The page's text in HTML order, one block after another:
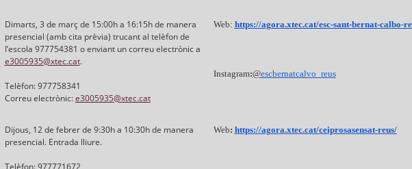
Dimarts, 3 de març de 15:00h a 16:15h de manera
presencial (amb cita prèvia) trucant al telèfon de
l’escola 977754381 o enviant un correu electrònic a
e3005935@xtec.cat.
Telèfon: 977758341
Correu electrònic:e3005935@xtec.cat
Web: https://agora.xtec.cat/esc-sant-bernat-calbo-
Instagram:@escbernatcalvo_reus
Dijous, 12 de febrer de 9:30h a 10:30h de manera
presencial. Entrada lliure.
Web: https://agora.xtec.cat/ceiprosasensat-reus/